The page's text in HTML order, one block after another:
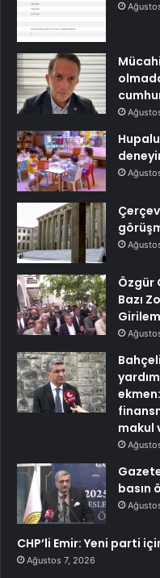
Özgür
Bazı
makul
basın
CHP’li Emir: Yeni parti
Ağustos 7, 2026